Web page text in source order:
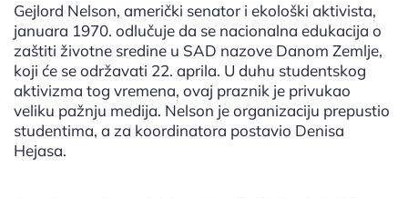
Gejlord Nelson, američki senator i ekološki aktivista,
januara 1970. odlučuje da se nacionalna edukacija o
zaštiti životne sredine u SAD nazove Danom Zemlje,
koji će se održavati 22. aprila. U duhu studentskog
aktivizma tog vremena, ovaj praznik je privukao
veliku pažnju medija. Nelson je organizaciju prepustio
studentima, a za koordinatora postavio Denisa
Hejasa.